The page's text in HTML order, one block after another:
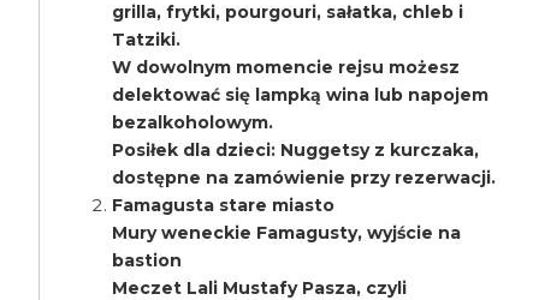
grilla, frytki, pourgouri, sałatka, chleb i
Tatziki.
W dowolnym momencie rejsu możesz
delektować się lampką wina lub napojem
bezalkoholowym.
Posiłek dla dzieci: Nuggetsy z kurczaka,
dostępne na zamówienie przy rezerwacji.
Famagusta stare miasto
Mury weneckie Famagusty, wyjście na
bastion
Meczet Lali Mustafy Pasza, czyli